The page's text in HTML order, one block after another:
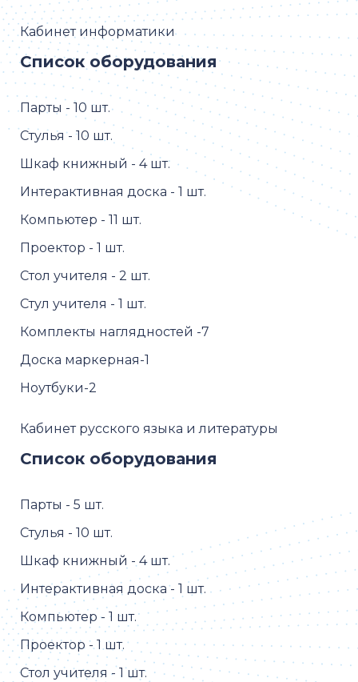
Кабинет информатики
Список оборудования
Парты - 10 шт.
Стулья - 10 шт.
Шкаф книжный - 4 шт.
Интерактивная доска - 1 шт.
Компьютер - 11 шт.
Проектор - 1 шт.
Стол учителя - 2 шт.
Стул учителя - 1 шт.
Комплекты наглядностей -7
Доска маркерная-1
Ноутбуки-2
Кабинет русского языка и литературы
Список оборудования
Парты - 5 шт.
Стулья - 10 шт.
Шкаф книжный - 4 шт.
Интерактивная доска - 1 шт.
Компьютер - 1 шт.
Проектор - 1 шт.
Стол учителя - 1 шт.